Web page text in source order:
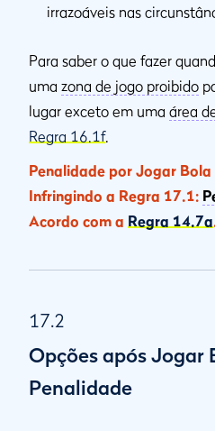
irrazoáveis nas
Para saber o que fazer
uma zona de jogo proibido
lugar exceto em uma área
Regra 16.1f.
Penalidade por Jogar Bola
Infringindo a Regra 17.1:
Acordo com a Regra 14.7a
17.2
Opções após Jogar
Penalidade